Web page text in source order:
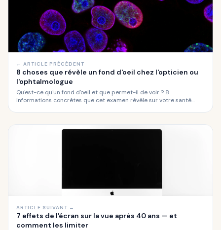
← ARTICLE PRÉCÉDENT
8 choses que révèle un fond d'oeil chez l'opticien ou
l'ophtalmologue
Qu'est-ce qu'un fond d'oeil et que permet-il de voir ? 8
informations concrètes que cet examen révèle sur votre santé
ARTICLE SUIVANT →
7 effets de l'écran sur la vue après 40 ans — et
comment les limiter